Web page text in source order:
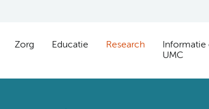
Zorg Educatie Research
UMC